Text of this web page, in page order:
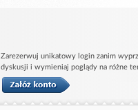
Zarezerwuj unikatowy login zanim
dyskusji i wymieniaj poglądy na różne